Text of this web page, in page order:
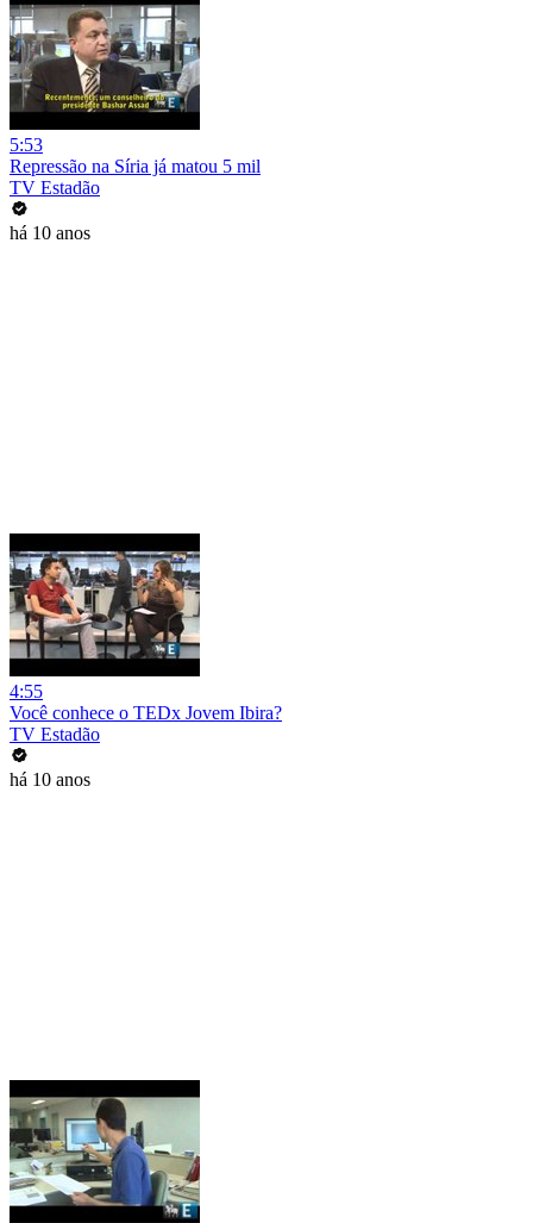
5:53
Repressão na Síria já matou 5 mil
TV Estadão
há 10 anos
4:55
Você conhece o TEDx Jovem Ibira?
TV Estadão
há 10 anos